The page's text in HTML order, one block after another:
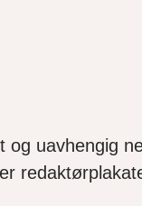
og uavhengig